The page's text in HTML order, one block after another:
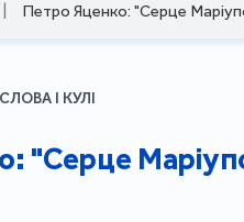
Петро Яценко: "Серце
І КУЛІ
"Серце